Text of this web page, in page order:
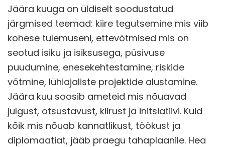
Jäära kuuga on üldiselt soodustatud
järgmised teemad: kiire tegutsemine mis viib
kohese tulemuseni, ettevõtmised mis on
seotud isiku ja isiksusega, püsivuse
puudumine, enesekehtestamine, riskide
võtmine, lühiajaliste projektide alustamine.
Jäära kuu soosib ameteid mis nõuavad
julgust, otsustavust, kiirust ja initsiatiivi. Kuid
kõik mis nõuab kannatlikust, töökust ja
diplomaatiat, jääb praegu tahaplaanile. Hea